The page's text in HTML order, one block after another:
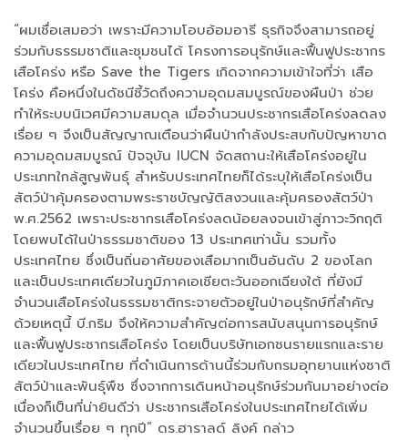
“ผมเชื่อเสมอว่า เพราะมีความโอบอ้อมอารี ธุรกิจจึงสามารถอยู่
ร่วมกับธรรมชาติและชุมชนได้ โครงการอนุรักษ์และฟื้นฟูประชากร
เสือโคร่ง หรือ Save the Tigers เกิดจากความเข้าใจที่ว่า เสือ
โคร่ง คือหนึ่งในดัชนีชี้วัดถึงความอุดมสมบูรณ์ของผืนป่า ช่วย
ทำให้ระบบนิเวศมีความสมดุล เมื่อจำนวนประชากรเสือโคร่งลดลง
เรื่อย ๆ จึงเป็นสัญญาณเตือนว่าผืนป่ากำลังประสบกับปัญหาขาด
ความอุดมสมบูรณ์ ปัจจุบัน IUCN จัดสถานะให้เสือโคร่งอยู่ใน
ประเภทใกล้สูญพันธุ์ สำหรับประเทศไทยก็ได้ระบุให้เสือโคร่งเป็น
สัตว์ป่าคุ้มครองตามพระราชบัญญัติสงวนและคุ้มครองสัตว์ป่า
พ.ศ.2562 เพราะประชากรเสือโคร่งลดน้อยลงจนเข้าสู่ภาวะวิกฤติ
โดยพบได้ในป่าธรรมชาติของ 13 ประเทศเท่านั้น รวมทั้ง
ประเทศไทย ซึ่งเป็นถิ่นอาศัยของเสือมากเป็นอันดับ 2 ของโลก
และเป็นประเทศเดียวในภูมิภาคเอเชียตะวันออกเฉียงใต้ ที่ยังมี
จำนวนเสือโคร่งในธรรมชาติกระจายตัวอยู่ในป่าอนุรักษ์ที่สำคัญ
ด้วยเหตุนี้ บี.กริม จึงให้ความสำคัญต่อการสนับสนุนการอนุรักษ์
และฟื้นฟูประชากรเสือโคร่ง โดยเป็นบริษัทเอกชนรายแรกและราย
เดียวในประเทศไทย ที่ดำเนินการด้านนี้ร่วมกับกรมอุทยานแห่งชาติ
สัตว์ป่าและพันธุ์พืช ซึ่งจากการเดินหน้าอนุรักษ์ร่วมกันมาอย่างต่อ
เนื่องก็เป็นที่น่ายินดีว่า ประชากรเสือโคร่งในประเทศไทยได้เพิ่ม
จำนวนขึ้นเรื่อย ๆ ทุกปี” ดร.ฮาราลด์ ลิงค์ กล่าว